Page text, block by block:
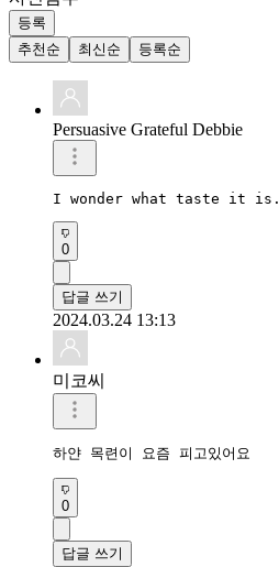
등록
추천순
최신순 등록순
Persuasive Grateful Debbie
I wonder what taste it is.
0
답글 쓰기
2024.03.24 13:13
미코씨
하얀 목련이 요즘 피고있어요
0
답글 쓰기